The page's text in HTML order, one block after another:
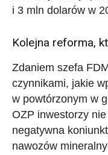
i 3 mln dolarów w
Kolejna reforma,
Zdaniem szefa
czynnikami, jakie
w powtórzonym w
OZP inwestorzy nie
negatywna
nawozów